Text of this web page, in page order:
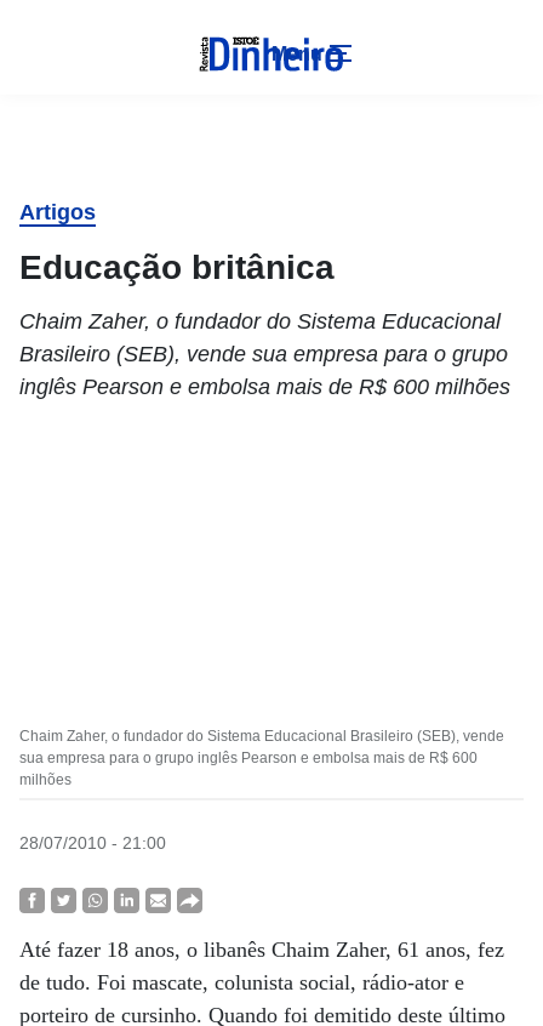
Menu
Artigos
Educação britânica
Chaim Zaher, o fundador do Sistema Educacional
Brasileiro (SEB), vende sua empresa para o grupo
inglês Pearson e embolsa mais de R$ 600 milhões
Chaim Zaher, o fundador do Sistema Educacional Brasileiro (SEB), vende
sua empresa para o grupo inglês Pearson e embolsa mais de R$ 600
milhões
28/07/2010 - 21:00
Até fazer 18 anos, o libanês Chaim Zaher, 61 anos, fez
de tudo. Foi mascate, colunista social, rádio-ator e
porteiro de cursinho. Quando foi demitido deste último